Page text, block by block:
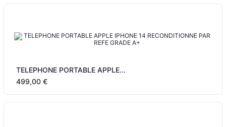
TELEPHONE PORTABLE APPLE...
499,00 €